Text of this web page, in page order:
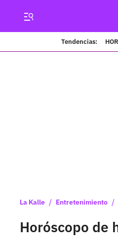
Tendencias:
La Kalle / Entretenimiento /
Horóscopo de